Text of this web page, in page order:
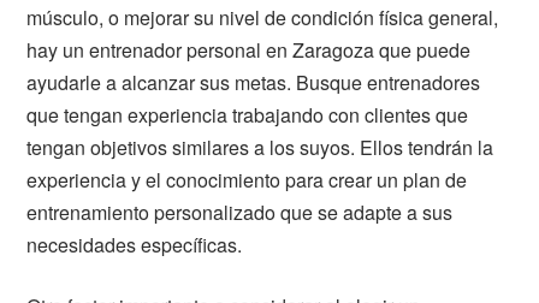
músculo, o mejorar su nivel de condición física general,
hay un entrenador personal en Zaragoza que puede
ayudarle a alcanzar sus metas. Busque entrenadores
que tengan experiencia trabajando con clientes que
tengan objetivos similares a los suyos. Ellos tendrán la
experiencia y el conocimiento para crear un plan de
entrenamiento personalizado que se adapte a sus
necesidades específicas.